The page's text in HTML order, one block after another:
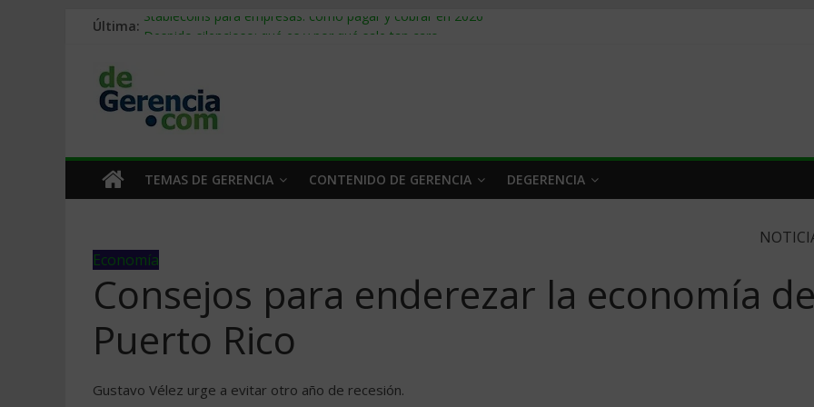
Última: Stablecoins para empresas: cómo pagar y cobrar en 2026
Trabajo forzoso en la cadena de suministro: qué hacer
Mercado hispano de EE. UU.: cómo segmentarlo y venderle
TEMAS DE GERENCIA CONTENIDO DE GERENCIA DEGERENCIA
Economía
Consejos para enderezar la economía
Puerto Rico
Gustavo Vélez urge a evitar otro año de recesión.